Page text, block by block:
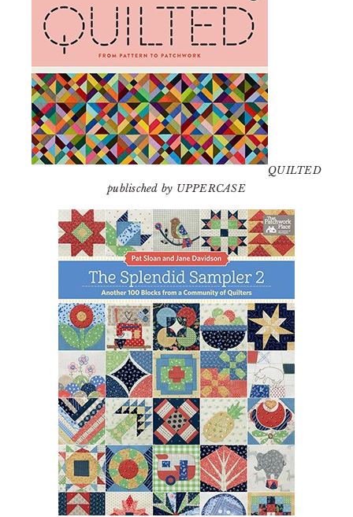
QUILTED
publisched by UPPERCASE